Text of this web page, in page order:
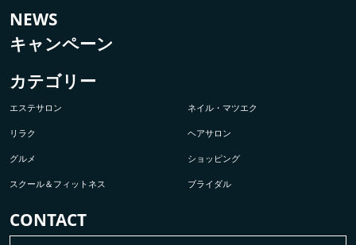
NEWS
キャンペーン
カテゴリー
エステサロン ネイル・マツエク
リラク ヘアサロン
グルメ ショッピング
スクール＆フィットネス ブライダル
CONTACT